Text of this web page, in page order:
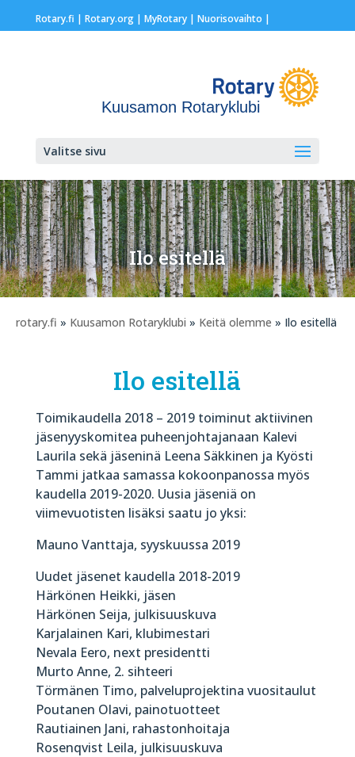
Rotary.fi | Rotary.org| MyRotary | Nuorisovaihto |
Kuusamon Rotaryklubi
Valitse sivu
Ilo esitellä
rotary.fi » Kuusamon Rotaryklubi » Keitä olemme » Ilo esitellä
Ilo esitellä
Toimikaudella 2018 – 2019 toiminut aktiivinen
jäsenyyskomitea puheenjohtajanaan Kalevi
Laurila sekä jäseninä Leena Säkkinen ja Kyösti
Tammi jatkaa samassa kokoonpanossa myös
kaudella 2019-2020. Uusia jäseniä on
viimevuotisten lisäksi saatu jo yksi:
Mauno Vanttaja, syyskuussa 2019
Uudet jäsenet kaudella 2018-2019
Härkönen Heikki, jäsen
Härkönen Seija, julkisuuskuva
Karjalainen Kari, klubimestari
Nevala Eero, next presidentti
Murto Anne, 2. sihteeri
Törmänen Timo, palveluprojektina vuositaulut
Poutanen Olavi, painotuotteet
Rautiainen Jani, rahastonhoitaja
Rosenqvist Leila, julkisuuskuva